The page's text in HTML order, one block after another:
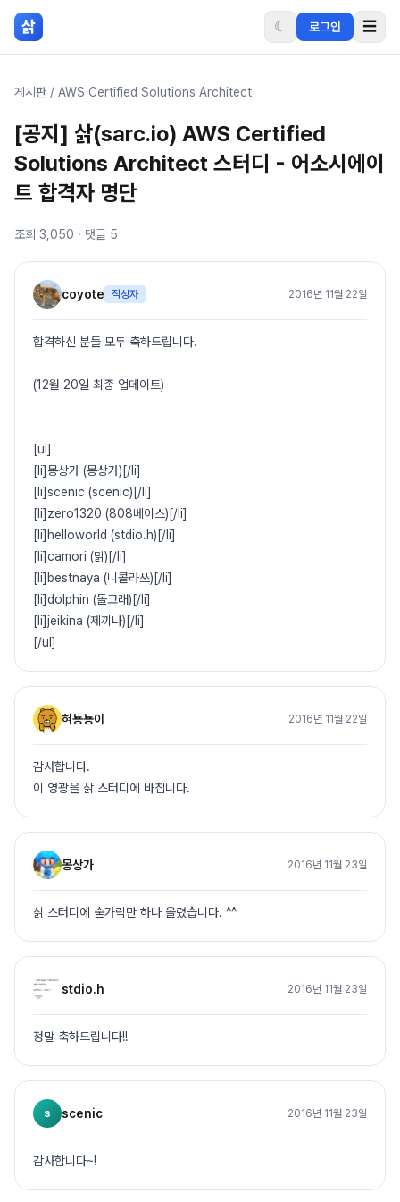
본문 바로가기
삵 ☾ 로그인 ☰
게시판 / AWS Certified Solutions Architect
[공지] 삵(sarc.io) AWS Certified
Solutions Architect 스터디 - 어소시에이
트 합격자 명단
조회 3,050 · 댓글 5
coyote 작성자 2016년 11월 22일
합격하신 분들 모두 축하드립니다.
(12월 20일 최종 업데이트)
[ul]
[li]몽상가 (몽상가)[/li]
[li]scenic (scenic)[/li]
[li]zero1320 (808베이스)[/li]
[li]helloworld (stdio.h)[/li]
[li]camori (맑)[/li]
[li]bestnaya (니콜라쓰)[/li]
[li]dolphin (돌고래)[/li]
[li]jeikina (제끼나)[/li]
[/ul]
혀뇽뇽이 2016년 11월 22일
감사합니다.
이 영광을 삵 스터디에 바칩니다.
몽상가 2016년 11월 23일
삵 스터디에 숟가락만 하나 올렸습니다. ^^
stdio.h 2016년 11월 23일
정말 축하드립니다!!
s scenic 2016년 11월 23일
감사합니다~!